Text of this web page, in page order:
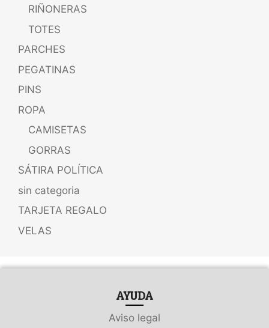
RIÑONERAS
TOTES
PARCHES
PEGATINAS
PINS
ROPA
CAMISETAS
GORRAS
SÁTIRA POLÍTICA
sin categoria
TARJETA REGALO
VELAS
AYUDA
Aviso legal